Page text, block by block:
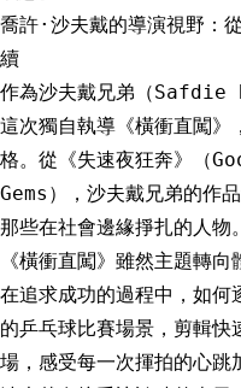
喬許·沙夫戴的導演視野：
續
作為沙夫戴兄弟（Safdie
這次獨自執導《橫衝直闖》
格。從《失速夜狂奔》（
Gems），沙夫戴兄弟的作
那些在社會邊緣掙扎的人物。
《橫衝直闖》雖然主題轉
在追求成功的過程中，如何
的乒乓球比賽場景，剪輯
場，感受每一次揮拍的心跳